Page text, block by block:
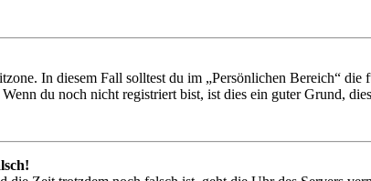
In diesem Fall solltest du im „Persönlichen Bereich“
du noch nicht registriert bist, ist dies ein guter Grund,